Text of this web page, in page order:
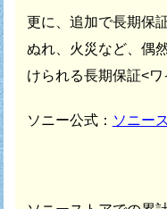
更に、追加で長期保
ぬれ、火災など、 偶
けられる長期保証<ワ
ソニー公式： ソニー